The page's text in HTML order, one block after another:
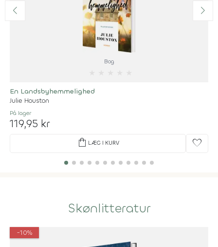
Bog
En Landsbyhemmelighed
Julie Houston
På lager
119,95 kr
shopping_bag LÆG I KURV favorite
Skønlitteratur
-10%